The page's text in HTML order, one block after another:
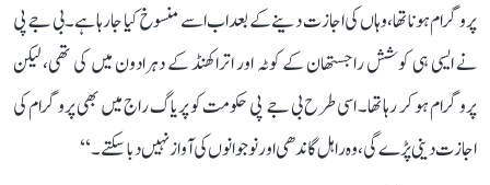
پروگرام ہونا تھا، وہاں کی اجازت دینے کے بعد اب اسے منسوخ کیا جا رہا ہے۔ بی جے پی
نے ایسی ہی کوشش راجستھان کے کوٹہ اور اتراکھنڈ کے دہرادون میں کی تھی، لیکن
پروگرام ہو کر رہا تھا۔ اسی طرح بی جے پی حکومت کو پریاگ راج میں بھی پروگرام کی
اجازت دینی پڑے گی، وہ راہل گاندھی اور نوجوانوں کی آواز نہیں دبا سکتے۔‘‘